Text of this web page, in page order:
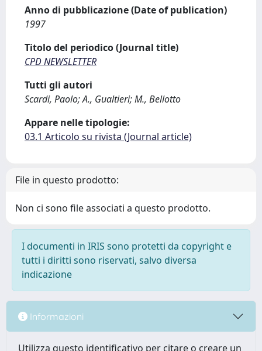
Anno di pubblicazione (Date of publication)
1997
Titolo del periodico (Journal title)
CPD NEWSLETTER
Tutti gli autori
Scardi, Paolo; A., Gualtieri; M., Bellotto
Appare nelle tipologie:
03.1 Articolo su rivista (Journal article)
File in questo prodotto:
Non ci sono file associati a questo prodotto.
I documenti in IRIS sono protetti da copyright e
tutti i diritti sono riservati, salvo diversa
indicazione
Informazioni
Utilizza questo identificativo per citare o creare un